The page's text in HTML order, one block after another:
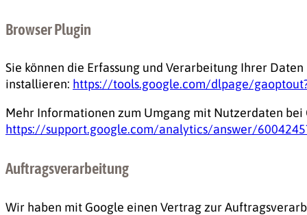
Browser Plugin
Sie können die Erfassung und Verarbeitung Ihrer
installieren: https://tools.google.com/dlpage/
Mehr Informationen zum Umgang mit Nutzerdaten
https://support.google.com/analytics/answer/
Auftragsverarbeitung
Wir haben mit Google einen Vertrag zur